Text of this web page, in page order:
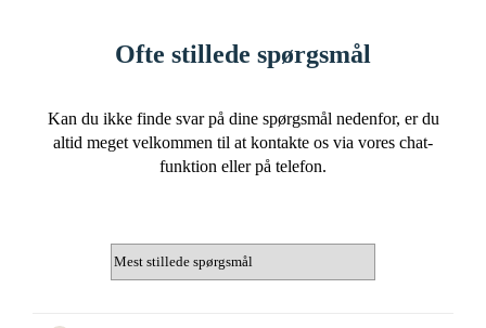
Ofte stillede spørgsmål
Kan du ikke finde svar på dine spørgsmål nedenfor, er du
altid meget velkommen til at kontakte os via vores chat-
funktion eller på telefon.